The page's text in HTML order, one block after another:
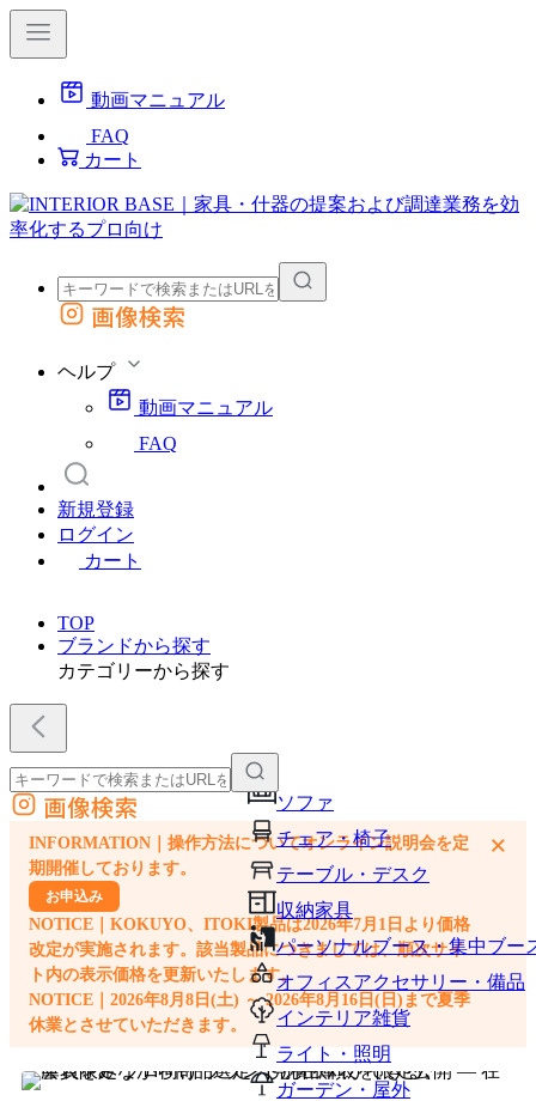
動画マニュアル
FAQ
カート
外部サイトの商品をカートに追加
画像検索
ヘルプ
動画マニュアル
FAQ
新規登録
ログイン
カート
TOP
ブランドから探す
カテゴリーから探す
ソファ
チェア・椅子
テーブル・デスク
収納家具
パーソナルブース・集中ブー
オフィスアクセサリー・備品
インテリア雑貨
ライト・照明
ガーデン・屋外
外部サイトの商品をカートに追加
他のサイトで見つけた商品ページのURLを貼り付けて、カートに追加できます
画像検索
INFORMATION｜操作方法についてオンライン説明会を定
期開催しております。
お申込み
NOTICE｜KOKUYO、ITOKI製品は2026年7月1日より価格
改定が実施されます。該当製品につきましては、順次サイ
ト内の表示価格を更新いたします。
NOTICE｜2026年8月8日(土) ～ 2026年8月16日(日)まで夏季
休業とさせていただきます。
×